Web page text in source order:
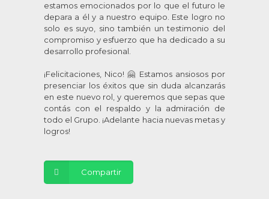
estamos emocionados por lo que el futuro le
depara a él y a nuestro equipo. Este logro no
solo es suyo, sino también un testimonio del
compromiso y esfuerzo que ha dedicado a su
desarrollo profesional.
¡Felicitaciones, Nico! 🤗 Estamos ansiosos por
presenciar los éxitos que sin duda alcanzarás
en este nuevo rol, y queremos que sepas que
contás con el respaldo y la admiración de
todo el Grupo. ¡Adelante hacia nuevas metas y
logros!
Compartir